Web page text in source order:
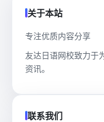
关于本站
专注优质内容分享
友达日语网校致力于
资讯。
联系我们